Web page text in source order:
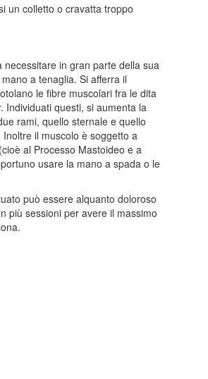
un colletto o cravatta troppo
in gran parte della sua
a tenaglia. Si afferra il
le fibre muscolari fra le dita
Individuati questi, si aumenta la
rami, quello sternale e quello
il muscolo è soggetto a
al Processo Mastoideo e a
usare la mano a spada o le
può essere alquanto doloroso
più sessioni per avere il massimo